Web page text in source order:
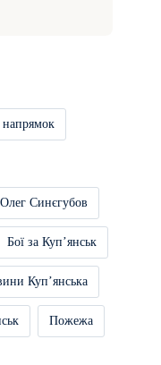
Олег Синєгубов
Бої за Купʼянськ
Купʼянська
Пожежа